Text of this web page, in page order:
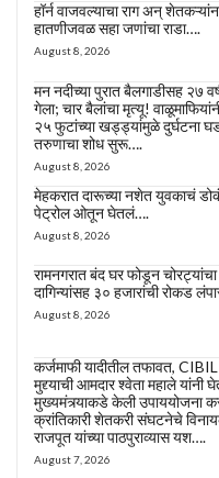
हॉर्न वाजवल्याचा राग अन्
हातणीजवळ सहा जणांचा राडा….
August 8, 2026
मन नदीच्या पुरात बैलगाडीसह २७
गेला; चार बैलांचा मृत्यू!
२५ फुटांच्या खड्ड्यांमुळे दुर्घटना
तरुणाचा शोध सुरू….
August 8, 2026
मेहकरात दारूच्या नशेत युवकाचं
पेट्रोल ओतून घेतलं….
August 8, 2026
रामनगरात बंद घर फोडून चोरट्यांचा
दागिन्यांसह ३० हजारांची रोकड
August 8, 2026
कर्जमाफी यादीतील तफावत, CIBIL
मुद्द्याची आमदार श्वेता महाले यांनी
मुख्यमंत्र्याकडे केली उपाययोजना
क्रांतिकारी शेतकरी संघटनेचे
राजपूत यांच्या पाठपुराव्यास यश….
August 7, 2026